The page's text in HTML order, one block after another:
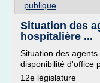
publique
Situation des
hospitalière ...
Situation des
disponibilité d'office
12e législature